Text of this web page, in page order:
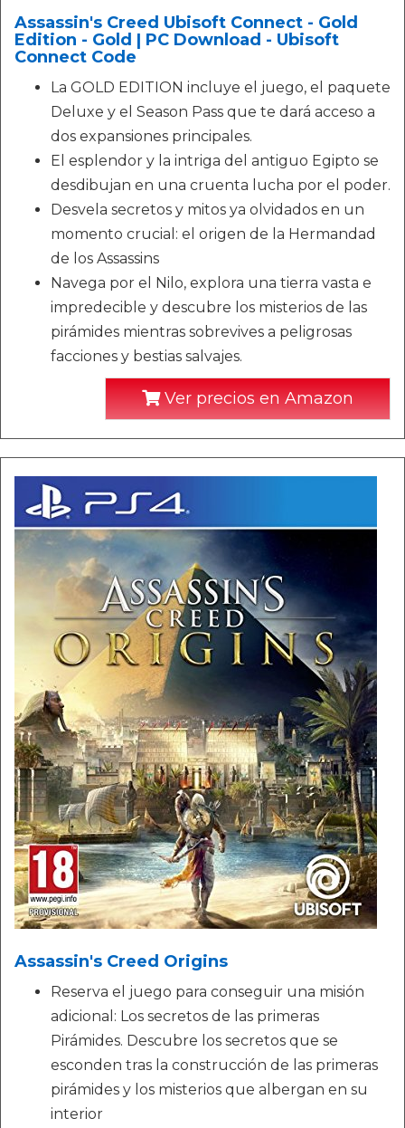
Assassin's Creed Ubisoft Connect - Gold
Edition - Gold | PC Download - Ubisoft
Connect Code
La GOLD EDITION incluye el juego, el paquete
Deluxe y el Season Pass que te dará acceso a
dos expansiones principales.
El esplendor y la intriga del antiguo Egipto se
desdibujan en una cruenta lucha por el poder.
Desvela secretos y mitos ya olvidados en un
momento crucial: el origen de la Hermandad
de los Assassins
Navega por el Nilo, explora una tierra vasta e
impredecible y descubre los misterios de las
pirámides mientras sobrevives a peligrosas
facciones y bestias salvajes.
Ver precios en Amazon
Assassin's Creed Origins
Reserva el juego para conseguir una misión
adicional: Los secretos de las primeras
Pirámides. Descubre los secretos que se
esconden tras la construcción de las primeras
pirámides y los misterios que albergan en su
interior